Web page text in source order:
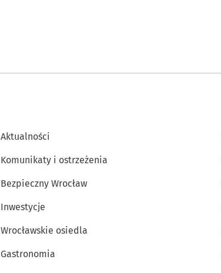
Aktualności
Komunikaty i ostrzeżenia
Bezpieczny Wrocław
Inwestycje
Wrocławskie osiedla
Gastronomia